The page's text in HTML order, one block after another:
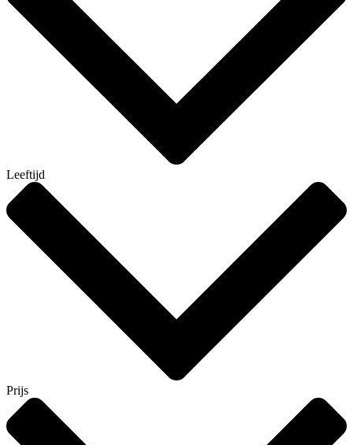
Leeftijd
Prijs